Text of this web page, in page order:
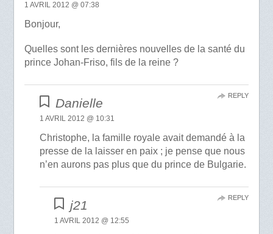
1 AVRIL 2012 @ 07:38
Bonjour,
Quelles sont les dernières nouvelles de la santé du
prince Johan-Friso, fils de la reine ?
Danielle
1 AVRIL 2012 @ 10:31
Christophe, la famille royale avait demandé à la
presse de la laisser en paix ; je pense que nous
n’en aurons pas plus que du prince de Bulgarie.
REPLY
j21
1 AVRIL 2012 @ 12:55
REPLY